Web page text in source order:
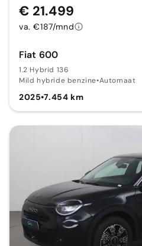
Fiat 600
1.2 Hybrid 136
Mild hybride benzine•Automaat
2025•7.454 km
€ 21.499
va. €187/mnd